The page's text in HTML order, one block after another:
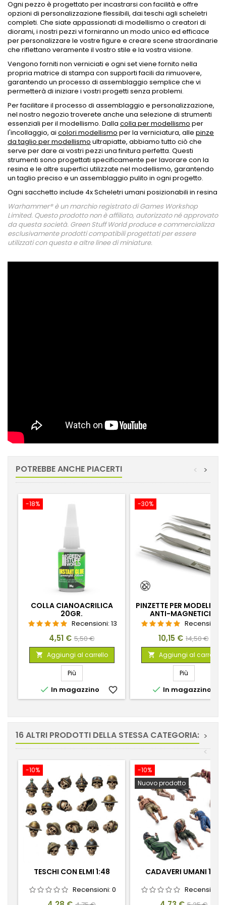
Ogni pezzo è progettato per incastrarsi con facilità e offre
opzioni di personalizzazione flessibili, dai teschi agli scheletri
completi. Che siate appassionati di modellismo o creatori di
diorami, i nostri pezzi vi forniranno un modo unico ed efficace
per personalizzare le vostre figure e creare scene straordinarie
che riflettano veramente il vostro stile e la vostra visione.
Vengono forniti non verniciati e ogni set viene fornito nella
propria matrice di stampa con supporti facili da rimuovere,
garantendo un processo di assemblaggio semplice che vi
permetterà di iniziare i vostri progetti senza problemi.
Per facilitare il processo di assemblaggio e personalizzazione,
nel nostro negozio troverete anche una selezione di strumenti
essenziali per il modellismo. Dalla colla per modellismo per
l'incollaggio, ai colori modellismo per la verniciatura, alle pinze
da taglio per modellismo ultrapiatte, abbiamo tutto ciò che
serve per dare ai vostri pezzi una finitura perfetta. Questi
strumenti sono progettati specificamente per lavorare con la
resina e le altre superfici utilizzate nel modellismo, garantendo
un taglio preciso e un assemblaggio pulito in ogni progetto.
Ogni sacchetto include 4x Scheletri umani posizionabili in resina
Warhammer® è un marchio registrato di Games Workshop
Limited. Questo prodotto non è affiliato, autorizzato né approvato
da questa società. Green Stuff World produce e commercializza
esclusivamente prodotti compatibili progettati per essere
utilizzati con questa e altre linee di miniature.
POTREBBE ANCHE PIACERTI >
<
-18%
COLLA CIANOACRILICA
20GR.
Recensioni: 13
Prezzo
4,51 € Prezzo
base
5,50 €
 Aggiungi al carrello
Più
 In magazzino favorite_border
-30%
PINZETTE PER
ANTI-MAGNETICHE
Recensioni:
Prezzo
10,15 € Prezzo
base
14,50 €
 Aggiungi al carrello
Più
 In magazzino
16 ALTRI PRODOTTI DELLA STESSA CATEGORIA: >
<
-10%
TESCHI CON ELMI 1:48
Recensioni: 0
-10%
Nuovo prodotto
CADAVERI UMANI 1:48
Recensioni: